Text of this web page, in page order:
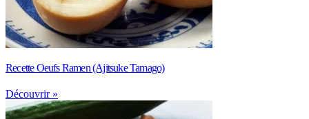
Recette Oeufs Ramen (Ajitsuke Tamago)
Découvrir »